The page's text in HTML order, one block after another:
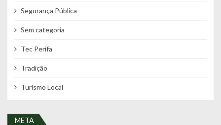
Segurança Pública
Sem categoria
Tec Perifa
Tradição
Turismo Local
META